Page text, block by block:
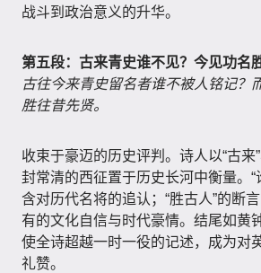
战斗到政治意义的升华。
第五段：古来青史谁不见？今见功名
古往今来青史留名者谁不被人铭记？
胜往昔先贤。
收束于豪迈的历史评判。诗人以“古来
封常清的西征置于历史长河中衡量。“
含对历代名将的追认；“胜古人”的断
有的文化自信与时代豪情。结尾如黄
使全诗超越一时一役的记述，成为对
礼赞。